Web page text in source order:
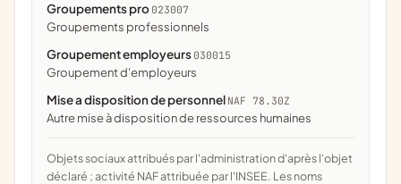
Groupements pro 023007
groupements professionnels
Groupement employeurs 030015
groupement d'employeurs
Mise a disposition de personnel NAF 78.30Z
Autre mise à disposition de ressources humaines
Objets sociaux attribués par l'administration d'après l'objet
déclaré ; activité NAF attribuée par l'INSEE. Les noms